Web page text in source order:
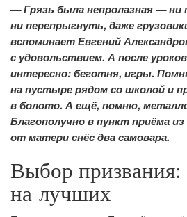
— Грязь была непролазная — ни
ни перепрыгнуть, даже
вспоминает Евгений
с удовольствием. А после
интересно: беготня, игры.
на пустыре рядом со школой и
в болото. А ещё, помню,
Благополучно в пункт приёма
от матери снёс два самовара.
Выбор призвания:
на лучших